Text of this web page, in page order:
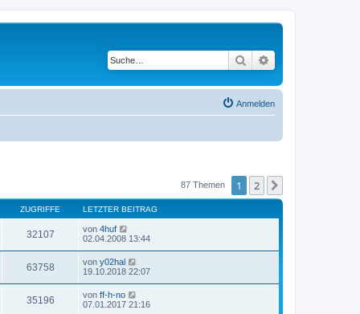
Suche
Anmelden
87 Themen 1 2
ZUGRIFFE LETZTER BEITRAG
32107 von 4huf
02.04.2008 13:44
63758 von y02hal
19.10.2018 22:07
35196 von ff-h-no
07.01.2017 21:16